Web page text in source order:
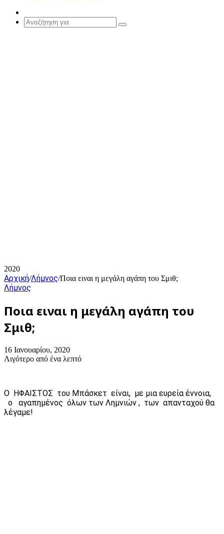
Article
Αναζήτηση
2020
Αρχική/Λήμνος/Ποια ειναι η μεγάλη αγάπη του Σμιθ;
Λήμνος
Ποια ειναι η μεγάλη αγάπη του
Σμιθ;
16 Ιανουαρίου, 2020
Λιγότερο από ένα λεπτό
Ο ΗΦΑΙΣΤΟΣ του Μπάσκετ είναι, με μια ευρεία έννοια,
ο αγαπημένος όλων των Λημνιών , των απανταχού θα
λέγαμε!